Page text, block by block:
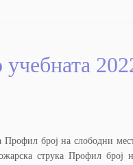
Профил број на слободни
струка Профил